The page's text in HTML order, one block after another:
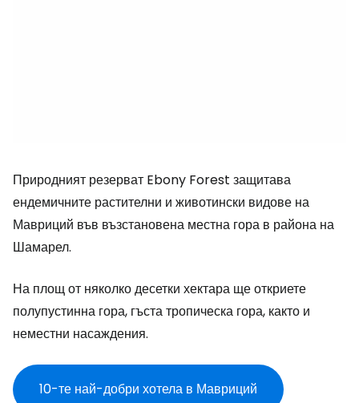
Природният резерват Ebony Forest защитава
ендемичните растителни и животински видове на
Мавриций във възстановена местна гора в района на
Шамарел.
На площ от няколко десетки хектара ще откриете
полупустинна гора, гъста тропическа гора, както и
неместни насаждения.
10-те най-добри хотела в Мавриций